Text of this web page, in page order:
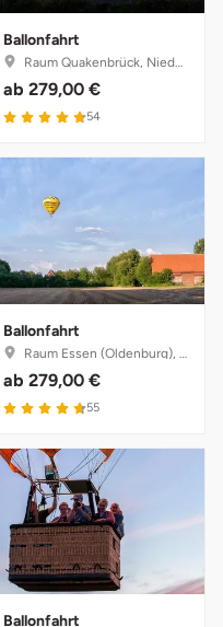
Ballonfahrt
Raum Quakenbrück, Niedersachsen
ab 279,00 €
54
Ballonfahrt
Raum Essen (Oldenburg), Niedersachsen
ab 279,00 €
55
Ballonfahrt